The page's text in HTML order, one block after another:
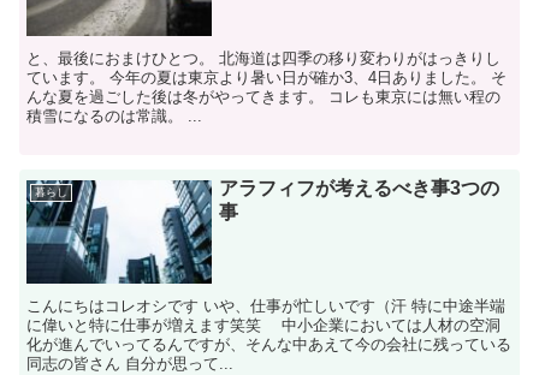
と、最後におまけひとつ。 北海道は四季の移り変わりがはっきりし
ています。 今年の夏は東京より暑い日が確か3、4日ありました。 そ
んな夏を過ごした後は冬がやってきます。 コレも東京には無い程の
積雪になるのは常識。 ...
暮らし
アラフィフが考えるべき事3つの
事
こんにちはコレオシです いや、仕事が忙しいです（汗 特に中途半端
に偉いと特に仕事が増えます笑笑 中小企業においては人材の空洞
化が進んでいってるんですが、そんな中あえて今の会社に残っている
同志の皆さん 自分が思って...